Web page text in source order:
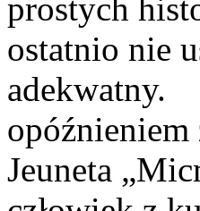
prostych
ostatnio nie
opóźnieniem
Jeuneta